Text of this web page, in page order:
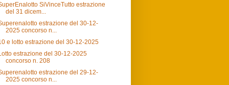
SiVinceTutto estrazione
del 31 dicem...
estrazione del 30-12-
2025 concorso n...
e lotto estrazione del 30-12-2025
estrazione del 30-12-2025
concorso n. 208
estrazione del 29-12-
2025 concorso n...